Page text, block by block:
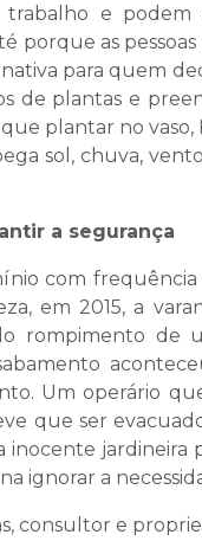
trabalho e
porque as
para quem
de plantas e
plantar no
sol, chuva,
a segurança
com
em 2015, a
rompimento
Um operário
que ser
inocente jardineira
ignorar a
consultor e